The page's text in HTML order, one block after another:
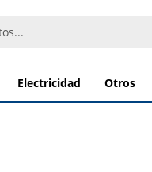
electricidad otros